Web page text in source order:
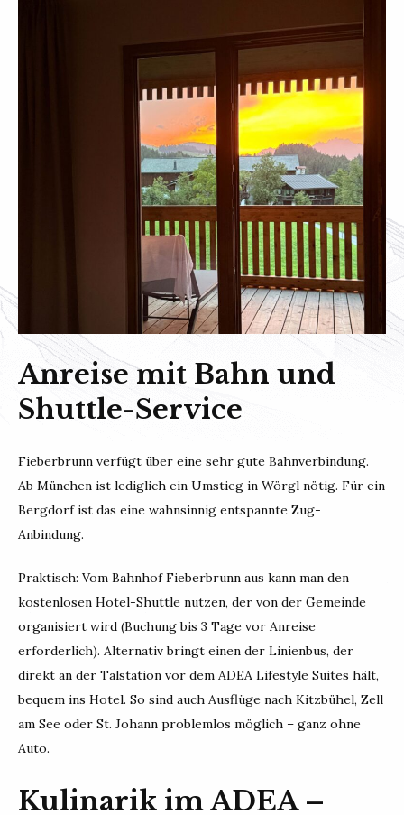
Anreise mit Bahn und
Shuttle-Service
Fieberbrunn verfügt über eine sehr gute Bahnverbindung.
Ab München ist lediglich ein Umstieg in Wörgl nötig. Für ein
Bergdorf ist das eine wahnsinnig entspannte Zug-
Anbindung.
Praktisch: Vom Bahnhof Fieberbrunn aus kann man den
kostenlosen Hotel-Shuttle nutzen, der von der Gemeinde
organisiert wird (Buchung bis 3 Tage vor Anreise
erforderlich). Alternativ bringt einen der Linienbus, der
direkt an der Talstation vor dem ADEA Lifestyle Suites hält,
bequem ins Hotel. So sind auch Ausflüge nach Kitzbühel, Zell
am See oder St. Johann problemlos möglich – ganz ohne
Auto.
Kulinarik im ADEA –